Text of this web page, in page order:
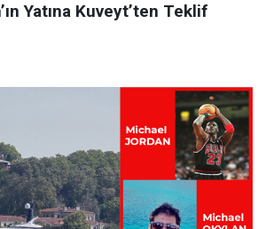
Yatına Kuveyt’ten Teklif